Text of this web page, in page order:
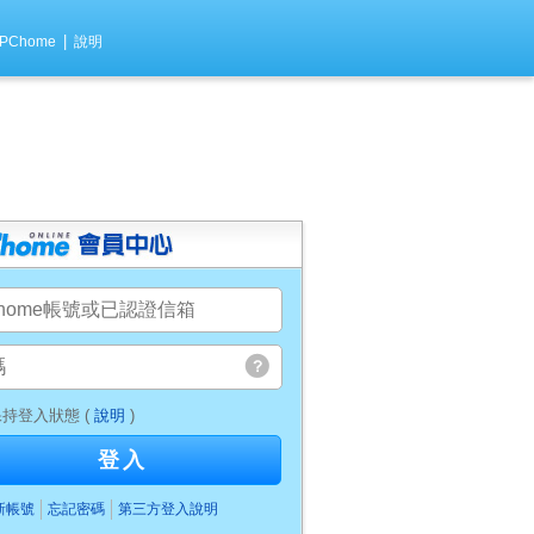
說明
登入狀態 ( 說明 )
登入
帳號 忘記密碼 第三方登入說明